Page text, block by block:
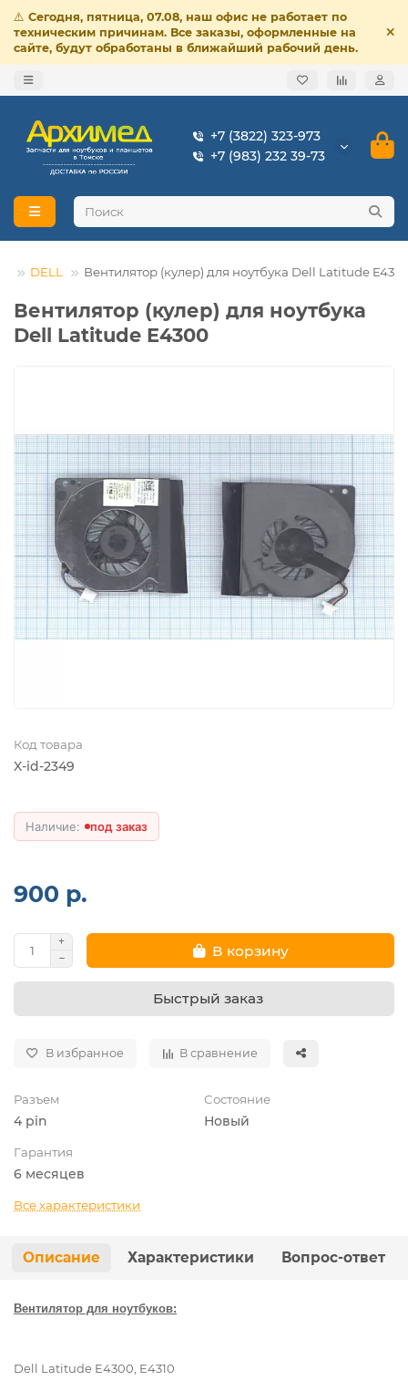
⚠️ Сегодня, пятница, 07.08, наш офис не работает по
техническим причинам. Все заказы, оформленные на
сайте, будут обработаны в ближайший рабочий день.
+7 (3822) 323-973
+7 (983) 232 39-73
DELL Вентилятор (кулер) для ноутбука Dell Latitude
Вентилятор (кулер) для ноутбука
Dell Latitude E4300
Код товара
X-id-2349
под заказ
900 р.
В корзину
Быстрый заказ
В избранное В сравнение
Разъем
4 pin
Состояние
Новый
Гарантия
6 месяцев
Все характеристики
Описание Характеристики Вопрос-ответ
Вентилятор для ноутбуков:
Dell Latitude E4300, E4310